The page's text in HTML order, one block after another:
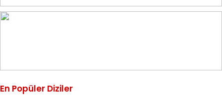
En Popüler Diziler